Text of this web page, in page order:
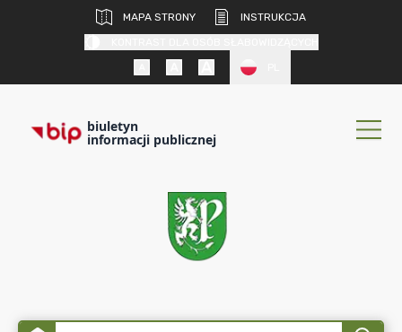
MAPA STRONY
INSTRUKCJA
biuletyn
informacji publicznej